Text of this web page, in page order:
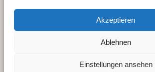
Akzeptieren
Ablehnen
Einstellungen ansehen
Haftungsausschluss
Impressum
sitestoserve.de